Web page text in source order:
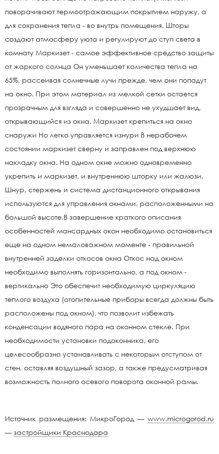
поворачивают термоотражающим покрытием наружу, а
для сохранения тепла - во внутрь помещения. Шторы
создают атмосферу уюта и регулируют до ступ света в
комнату Маркизет - самое эффективное средство защиты
от жаркого солнца Он уменьшает количества тепла на
65%, рассеивая солнечные лучи прежде, чем они попадут
на окно. При этом материал из мелкой сетки остается
прозрачным для взгляда и совершенно не ухудшает вид,
открывающийся из окна. Маркизет крепиться на окно
снаружи Но легко управляется изнури В нерабочем
состоянии маркизет сверну и заправлен под верхнюю
накладку окна. На одном окне можно одновременно
укрепить и маркизет, и внутреннюю шторку или жалюзи.
Шнур, стержень и система дистанционного открывания
используются для управления окнами, расположенными на
большой высоте.В завершение краткого описания
особенностей мансардных окон необходимо остановиться
еще на одном немаловажном моменте - правильной
внутренней заделки откосов окна Откос над окном
необходимо выполнять горизонтально, а под окном -
вертикально Это обеспечит необходимую циркуляцию
теплого воздуха (отопительные приборы всегда должны быть
расположены под окном), что позволит избежать
конденсации водяного пара на оконном стекле. При
необходимости установки подоконника, его
целесообразно устанавливать с некоторым отступом от
стен, оставляя воздушный зазор, а также предусматривая
возможность полного осевого поворота оконной рамы.
Источник размещения: МикроГород — www.microgorod.ru
— застройщики Краснодара